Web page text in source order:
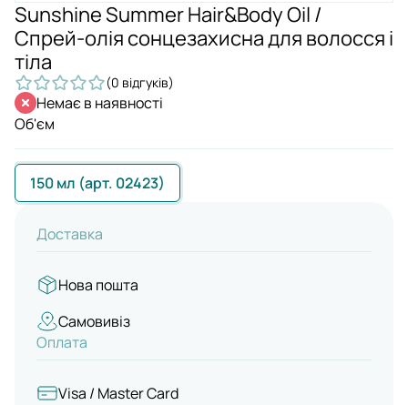
Sunshine Summer Hair&Body Oil /
Спрей-олія сонцезахисна для волосся і
тіла
(0 відгуків)
Немає в наявності
Об'єм
150 мл (арт. 02423)
Доставка
Нова пошта
Самовивіз
Оплата
Visa / Master Card